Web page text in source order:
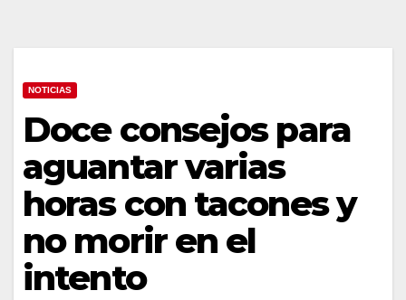
NOTICIAS
Doce consejos para
aguantar varias
horas con tacones y
no morir en el
intento